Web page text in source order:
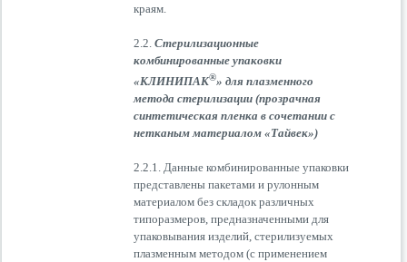
краям.
2.2.Стерилизационные
комбинированные упаковки
«КЛИНИПАК®» для плазменного
метода стерилизации (прозрачная
синтетическая пленка в сочетании с
нетканым материалом «Тайвек»)
2.2.1. Данные комбинированные упаковки
представлены пакетами и рулонным
материалом без складок различных
типоразмеров, предназначенными для
упаковывания изделий, стерилизуемых
плазменным методом (с применением